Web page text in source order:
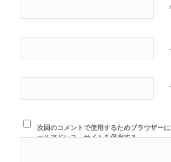
次回のコメントで使用するためブラウザー
ールアドレス、サイトを保存する。